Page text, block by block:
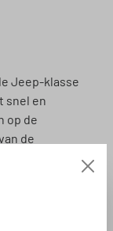
Jeep-klasse
snel en
op de
de